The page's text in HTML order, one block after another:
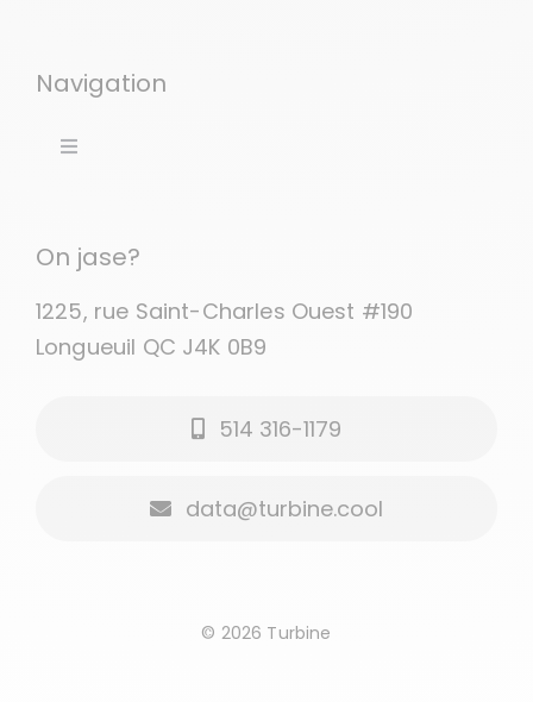
Navigation
Toggle
C’est pour qui?
Quelques exemples
On jase?
1225, rue Saint-Charles Ouest #190
Longueuil QC J4K 0B9
514 316-1179
data@turbine.cool
© 2026 Turbine